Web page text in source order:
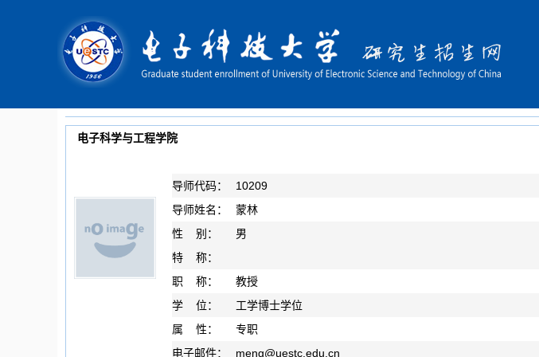
电子科学与工程学院
导师代码：
10209
导师姓名：
蒙林
性 别：
男
特 称：
职 称：
教授
学 位：
工学博士学位
属 性：
专职
电子邮件：
meng@uestc.edu.cn